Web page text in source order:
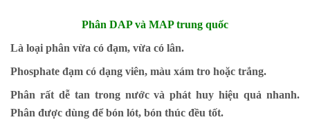
Phân DAP và MAP trung quốc
Là loại phân vừa có đạm, vừa có lân.
Phosphate đạm có dạng viên, màu xám tro hoặc trắng.
Phân rất dễ tan trong nước và phát huy hiệu quả nhanh.
Phân được dùng để bón lót, bón thúc đều tốt.